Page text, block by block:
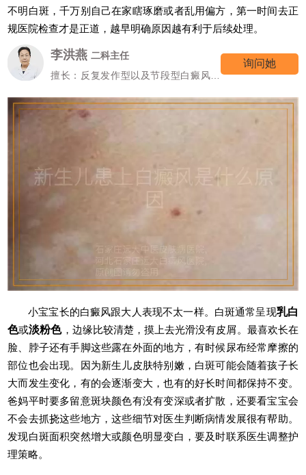
不明白斑，千万别自己在家瞎琢磨或者乱用偏方，第一时间去正
规医院检查才是正道，越早明确原因越有利于后续处理。
李洪燕 二科主任
擅长：反复发作型以及节段型白癜风诊
询问她
小宝宝长的白癜风跟大人表现不太一样。白斑通常呈现乳白
色或淡粉色，边缘比较清楚，摸上去光滑没有皮屑。最喜欢长在
脸、脖子还有手脚这些露在外面的地方，有时候尿布经常摩擦的
部位也会出现。因为新生儿皮肤特别嫩，白斑可能会随着孩子长
大而发生变化，有的会逐渐变大，也有的好长时间都保持不变。
爸妈平时要多留意斑块颜色有没有变深或者扩散，还要看宝宝会
不会去抓挠这些地方，这些细节对医生判断病情发展很有帮助。
发现白斑面积突然增大或颜色明显变白，要及时联系医生调整护
理策略。